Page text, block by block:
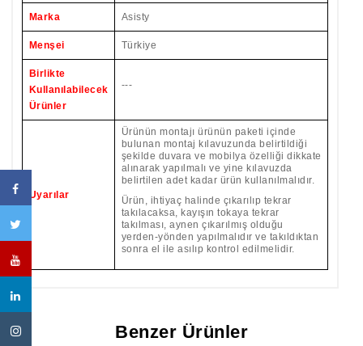
Marka Asisty
Menşei Türkiye
Birlikte
Kullanılabilecek
Ürünler
---
Uyarılar
Ürünün montajı ürünün paketi içinde
bulunan montaj kılavuzunda belirtildiği
şekilde duvara ve mobilya özelliği dikkate
alınarak yapılmalı ve yine kılavuzda
belirtilen adet kadar ürün kullanılmalıdır.
Ürün, ihtiyaç halinde çıkarılıp tekrar
takılacaksa, kayışın tokaya tekrar
takılması, aynen çıkarılmış olduğu
yerden-yönden yapılmalıdır ve takıldıktan
sonra el ile asılıp kontrol edilmelidir.
Benzer Ürünler